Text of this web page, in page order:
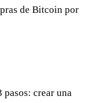
de Bitcoin por
crear una